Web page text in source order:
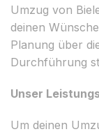
Umzug von
deinen
Planung über
Durchführung
Unser
Um deinen